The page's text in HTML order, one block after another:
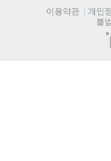
이용약관
개인
불